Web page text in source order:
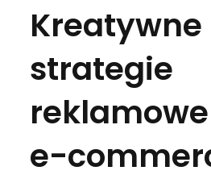
Kreatywne
strategie
e-